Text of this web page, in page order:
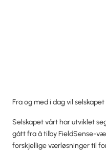
Fra og med i dag vil
Selskapet vårt har utviklet
gått fra å tilby FieldSense-
forskjellige værløsninger til